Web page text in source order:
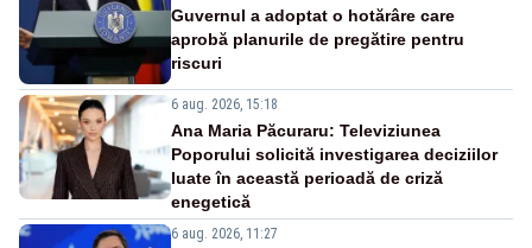
Guvernul a adoptat o hotărâre care
aprobă planurile de pregătire pentru
riscuri
6 aug. 2026, 15:18
Ana Maria Păcuraru: Televiziunea
Poporului solicită investigarea deciziilor
luate în această perioadă de criză
enegetică
6 aug. 2026, 11:27